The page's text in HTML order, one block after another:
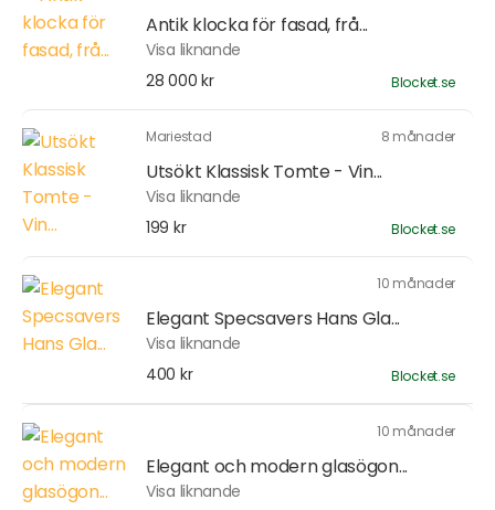
Antik klocka för fasad, frå...
Visa liknande
28 000 kr
Blocket.se
Mariestad 8 månader
Utsökt Klassisk Tomte - Vin...
Visa liknande
199 kr
Blocket.se
10 månader
Elegant Specsavers Hans Gla...
Visa liknande
400 kr
Blocket.se
10 månader
Elegant och modern glasögon...
Visa liknande